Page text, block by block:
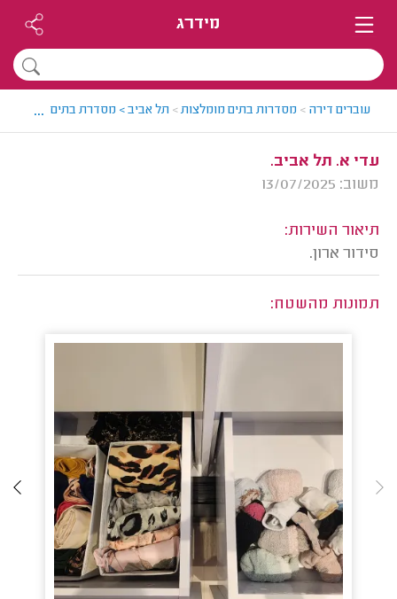
מידרג
עוברים דירה > מסדרות בתים מומלצות> תל אביב > מסדרת בתים מומלצת -
...
עדי א. תל אביב.
משוב: 13/07/2025
תיאור השירות:
סידור ארון.
תמונות מהשטח: